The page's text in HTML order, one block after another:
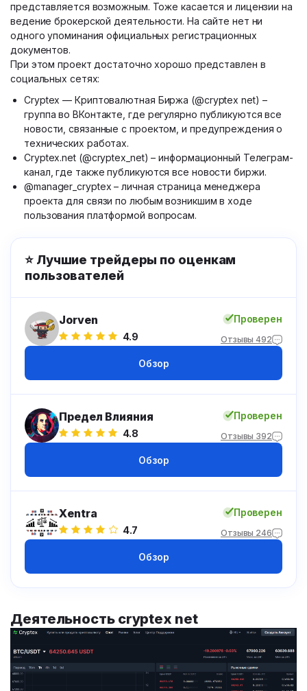
представляется возможным. Тоже касается и лицензии на
ведение брокерской деятельности. На сайте нет ни
одного упоминания официальных регистрационных
документов.
При этом проект достаточно хорошо представлен в
социальных сетях:
Cryptex — Криптовалютная Биржа (@cryptex net) –
группа во ВКонтакте, где регулярно публикуются все
новости, связанные с проектом, и предупреждения о
технических работах.
Cryptex.net (@cryptex_net) – информационный Телеграм-
канал, где также публикуются все новости биржи.
@manager_cryptex – личная страница менеджера
проекта для связи по любым возникшим в ходе
пользования платформой вопросам.
⭐ Лучшие трейдеры по оценкам
пользователей
Jorven
4.9
Проверен
Отзывы 492
Обзор
Предел Влияния
4.8
Проверен
Отзывы 392
Обзор
Xentra
4.7
Проверен
Отзывы 246
Обзор
Деятельность cryptex net